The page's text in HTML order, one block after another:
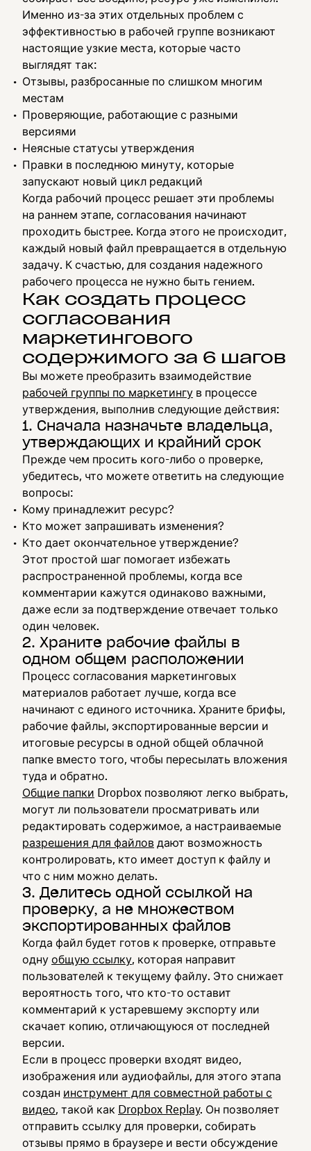
Именно из-за этих отдельных проблем с
эффективностью в рабочей группе возникают
настоящие узкие места, которые часто
выглядят так:
Отзывы, разбросанные по слишком многим
местам
Проверяющие, работающие с разными
версиями
Неясные статусы утверждения
Правки в последнюю минуту, которые
запускают новый цикл редакций
Когда рабочий процесс решает эти проблемы
на раннем этапе, согласования начинают
проходить быстрее. Когда этого не происходит,
каждый новый файл превращается в отдельную
задачу. К счастью, для создания надежного
рабочего процесса не нужно быть гением.
Как создать процесс
согласования
маркетингового
содержимого за 6 шагов
Вы можете преобразить взаимодействие
рабочей группы по маркетингу в процессе
утверждения, выполнив следующие действия:
1. Сначала назначьте владельца,
утверждающих и крайний срок
Прежде чем просить кого-либо о проверке,
убедитесь, что можете ответить на следующие
вопросы:
Кому принадлежит ресурс?
Кто может запрашивать изменения?
Кто дает окончательное утверждение?
Этот простой шаг помогает избежать
распространенной проблемы, когда все
комментарии кажутся одинаково важными,
даже если за подтверждение отвечает только
один человек.
2. Храните рабочие файлы в
одном общем расположении
Процесс согласования маркетинговых
материалов работает лучше, когда все
начинают с единого источника. Храните брифы,
рабочие файлы, экспортированные версии и
итоговые ресурсы в одной общей облачной
папке вместо того, чтобы пересылать вложения
туда и обратно.
Общие папки Dropbox позволяют легко выбрать,
могут ли пользователи просматривать или
редактировать содержимое, а настраиваемые
разрешения для файлов дают возможность
контролировать, кто имеет доступ к файлу и
что с ним можно делать.
3. Делитесь одной ссылкой на
проверку, а не множеством
экспортированных файлов
Когда файл будет готов к проверке, отправьте
одну общую ссылку, которая направит
пользователей к текущему файлу. Это снижает
вероятность того, что кто-то оставит
комментарий к устаревшему экспорту или
скачает копию, отличающуюся от последней
версии.
Если в процесс проверки входят видео,
изображения или аудиофайлы, для этого этапа
создан инструмент для совместной работы с
видео, такой как Dropbox Replay. Он позволяет
отправить ссылку для проверки, собирать
отзывы прямо в браузере и вести обсуждение